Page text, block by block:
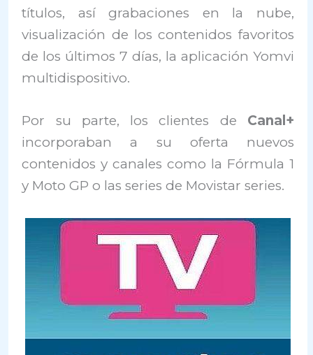
títulos, así grabaciones en la nube,
visualización de los contenidos favoritos
de los últimos 7 días, la aplicación Yomvi
multidispositivo.
Por su parte, los clientes de Canal+
incorporaban a su oferta nuevos
contenidos y canales como la Fórmula 1
y Moto GP o las series de Movistar series.